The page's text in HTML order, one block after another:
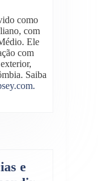
como
com
Ele
com
Saiba
e